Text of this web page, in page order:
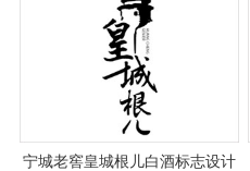
宁城老窖皇城根儿白酒标志设计